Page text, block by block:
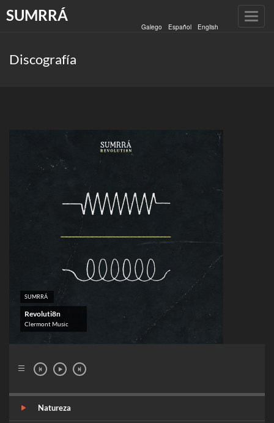
SUMRRÁ
Galego Español English
Discografía
SUMRRÁ
Revoluti8n
Clermont Music
Natureza